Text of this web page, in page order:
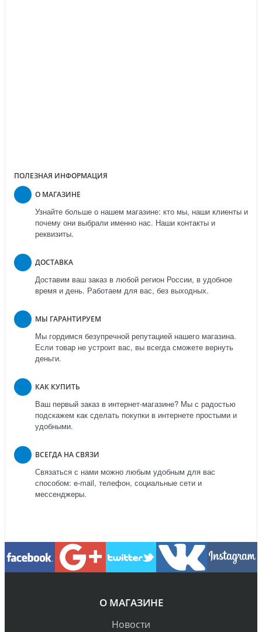
ПОЛЕЗНАЯ ИНФОРМАЦИЯ
О МАГАЗИНЕ
Узнайте больше о нашем магазине: кто мы, наши клиенты и
почему они выбрали именно нас. Наши контакты и
реквизиты.
ДОСТАВКА
Доставим ваш заказ в любой регион России, в удобное
время и день. Работаем для вас, без выходных.
МЫ ГАРАНТИРУЕМ
Мы гордимся безупречной репутацией нашего магазина.
Если товар не устроит вас, вы всегда сможете вернуть
деньги.
КАК КУПИТЬ
Ваш первый заказ в интернет-магазине? Мы с радостью
подскажем как сделать покупки в интернете простыми и
удобными.
ВСЕГДА НА СВЯЗИ
Связаться с нами можно любым удобным для вас
способом: e-mail, телефон, социальные сети и
мессенджеры.
О МАГАЗИНЕ
Новости